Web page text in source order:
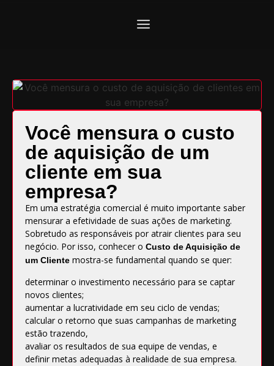
Você mensura o custo
de aquisição de um
cliente em sua
empresa?
Em uma estratégia comercial é muito importante saber
mensurar a efetividade de suas ações de marketing.
Sobretudo as responsáveis por atrair clientes para seu
negócio. Por isso, conhecer o Custo de Aquisição de
um Cliente mostra-se fundamental quando se quer:
determinar o investimento necessário para se captar
novos clientes;
aumentar a lucratividade em seu ciclo de vendas;
calcular o retorno que suas campanhas de marketing
estão trazendo,
avaliar os resultados de sua equipe de vendas, e
definir metas adequadas à realidade de sua empresa.